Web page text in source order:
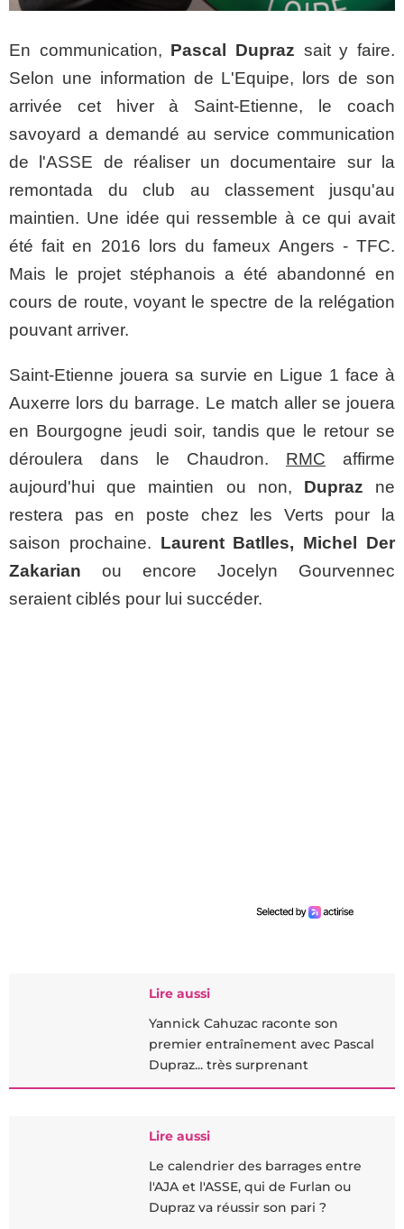
En communication, Pascal Dupraz sait y faire.
Selon une information de L'Equipe, lors de son
arrivée cet hiver à Saint-Etienne, le coach
savoyard a demandé au service communication
de l'ASSE de réaliser un documentaire sur la
remontada du club au classement jusqu'au
maintien. Une idée qui ressemble à ce qui avait
été fait en 2016 lors du fameux Angers - TFC.
Mais le projet stéphanois a été abandonné en
cours de route, voyant le spectre de la relégation
pouvant arriver.
Saint-Etienne jouera sa survie en Ligue 1 face à
Auxerre lors du barrage. Le match aller se jouera
en Bourgogne jeudi soir, tandis que le retour se
déroulera dans le Chaudron. RMC affirme
aujourd'hui que maintien ou non, Dupraz ne
restera pas en poste chez les Verts pour la
saison prochaine. Laurent Batlles, Michel Der
Zakarian ou encore Jocelyn Gourvennec
seraient ciblés pour lui succéder.
Lire aussi
Yannick Cahuzac raconte son
premier entraînement avec Pascal
Dupraz... très surprenant
Lire aussi
Le calendrier des barrages entre
l'AJA et l'ASSE, qui de Furlan ou
Dupraz va réussir son pari ?